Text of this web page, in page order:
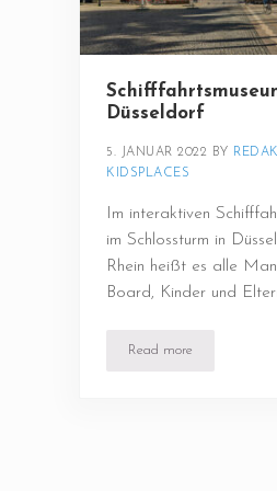
Düsseldorf
5. JANUAR 2022 BY
KIDSPLACES
Im interaktiven
im Schlossturm in
Rhein heißt es alle
Board, Kinder und
Read moreSchifffahrtsmuseum